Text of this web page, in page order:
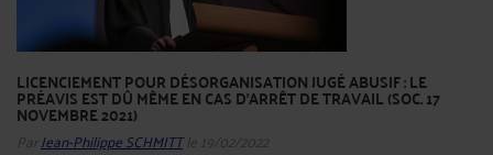
LICENCIEMENT POUR DÉSORGANISATION JUGÉ ABUSIF : LE
PRÉAVIS EST DÛ MÊME EN CAS D'ARRÊT DE TRAVAIL (SOC. 17
NOVEMBRE 2021)
Par Jean-Philippe SCHMITTle 19/02/2022